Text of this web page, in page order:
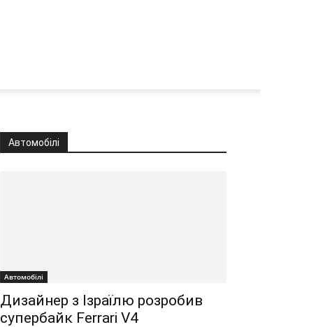
Автомобілі
Автомобілі
Дизайнер з Ізраїлю розробив
супербайк Ferrari V4